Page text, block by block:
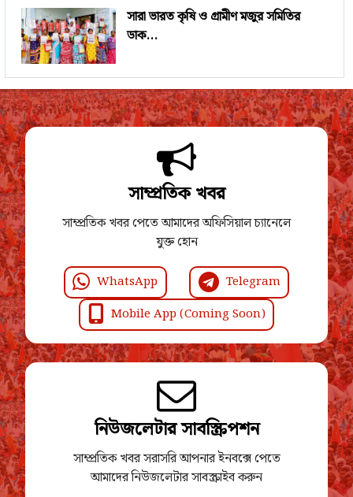
সারা ভারত কৃষি ও গ্রামীণ মজুর সমিতির
ডাক...
সাম্প্রতিক খবর
সাম্প্রতিক খবর পেতে আমাদের অফিসিয়াল চ্যানেলে
যুক্ত হোন
WhatsApp
Telegram
Mobile App (Coming Soon)
নিউজলেটার সাবস্ক্রিপশন
সাম্প্রতিক খবর সরাসরি আপনার ইনবক্সে পেতে
আমাদের নিউজলেটার সাবস্ক্রাইব করুন